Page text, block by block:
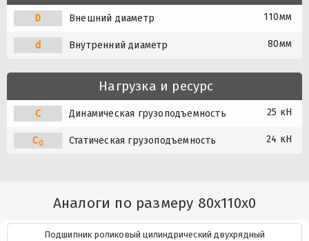
D Внешний диаметр 110мм
d Внутренний диаметр 80мм
Нагрузка и ресурс
C Динамическая грузоподъемность 25 кН
C0 Статическая грузоподъемность 24 кН
Аналоги по размеру 80x110x0
Подшипник роликовый цилиндрический двухрядный